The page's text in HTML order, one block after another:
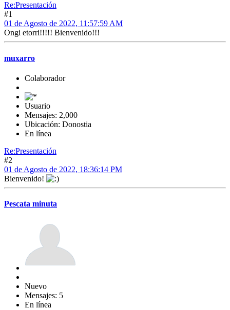
Re:Presentación
#1
01 de Agosto de 2022, 11:57:59 AM
Ongi etorri!!!!! Bienvenido!!!
muxarro
Colaborador
Usuario
Mensajes: 2,000
Ubicación: Donostia
En línea
Re:Presentación
#2
01 de Agosto de 2022, 18:36:14 PM
Bienvenido!
Pescata minuta
Nuevo
Mensajes: 5
En línea